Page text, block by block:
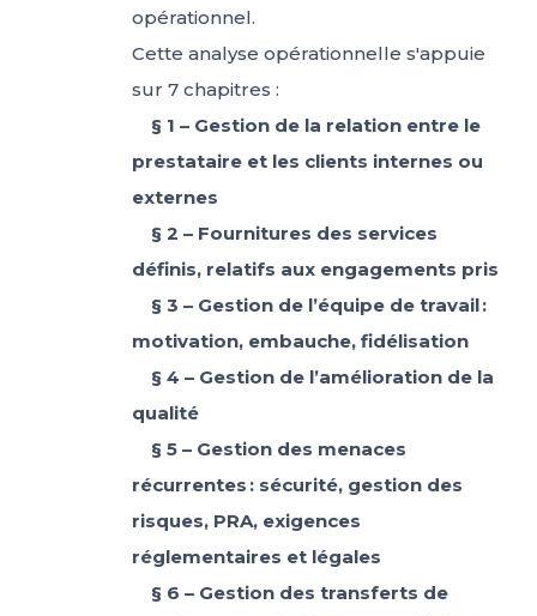
opérationnel.
Cette analyse opérationnelle s'appuie
sur 7 chapitres :
§ 1 – Gestion de la relation entre le
prestataire et les clients internes ou
externes
§ 2 – Fournitures des services
définis, relatifs aux engagements pris
§ 3 – Gestion de l’équipe de travail :
motivation, embauche, fidélisation
§ 4 – Gestion de l’amélioration de la
qualité
§ 5 – Gestion des menaces
récurrentes : sécurité, gestion des
risques, PRA, exigences
réglementaires et légales
§ 6 – Gestion des transferts de